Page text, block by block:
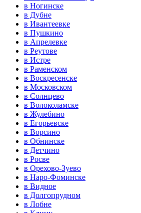
в Ногинске
в Дубне
в Ивантеевке
в Пушкино
в Апрелевке
в Реутове
в Истре
в Раменском
в Воскресенске
в Московском
в Солнцево
в Волоколамске
в Жулебино
в Егорьевске
в Ворсино
в Обнинске
в Детчино
в Росве
в Орехово-Зуево
в Наро-Фоминске
в Видное
в Долгопрудном
в Лобне